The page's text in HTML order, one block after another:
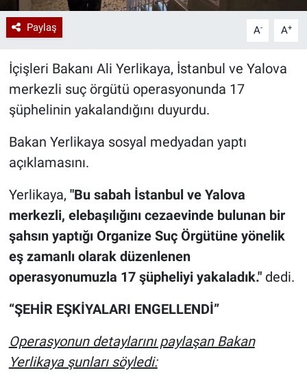
Paylaş A- A+
İçişleri Bakanı Ali Yerlikaya, İstanbul ve Yalova
merkezli suç örgütü operasyonunda 17
şüphelinin yakalandığını duyurdu.
Bakan Yerlikaya sosyal medyadan yaptı
açıklamasını.
Yerlikaya, "Bu sabah İstanbul ve Yalova
merkezli, elebaşılığını cezaevinde bulunan bir
şahsın yaptığı Organize Suç Örgütüne yönelik
eş zamanlı olarak düzenlenen
operasyonumuzla 17 şüpheliyi yakaladık." dedi.
“ŞEHİR EŞKİYALARI ENGELLENDİ”
Operasyonun detaylarını paylaşan Bakan
Yerlikaya şunları söyledi: